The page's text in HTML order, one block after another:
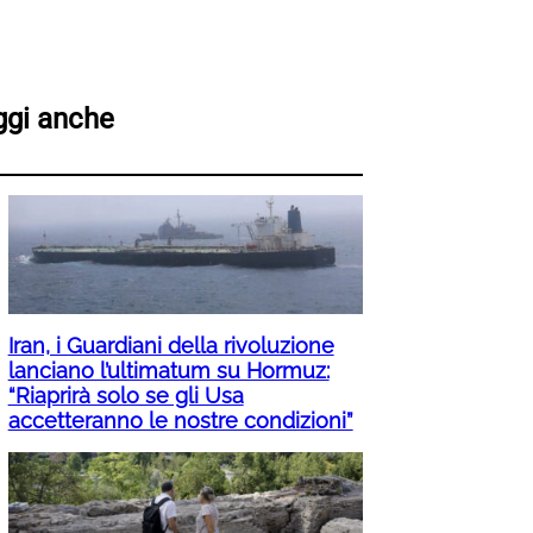
anche
Iran, i Guardiani della rivoluzione
lanciano l’ultimatum su Hormuz:
“Riaprirà solo se gli Usa
accetteranno le nostre condizioni”